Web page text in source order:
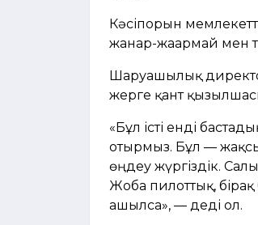
Кәсіпорын
жанар-жағармай мен
Шаруашылық
жерге қант
«Бұл істі енді
отырмыз. Бұл —
өңдеу жүргіздік.
Жоба пилоттық,
ашылса», — деді ол.